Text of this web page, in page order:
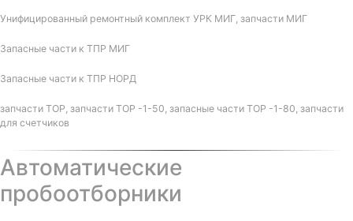
Унифицированный ремонтный комплект УРК МИГ, запчасти МИГ
Запасные части к ТПР МИГ
Запасные части к ТПР НОРД
запчасти ТОР, запчасти ТОР -1-50, запасные части ТОР -1-80, запчасти
для счетчиков
Автоматические
пробоотборники